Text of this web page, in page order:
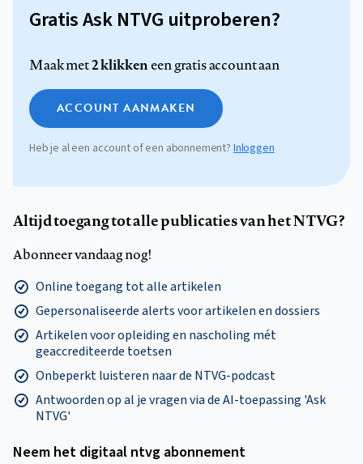
Gratis Ask NTVG uitproberen?
Maak met2 klikkeneen gratis account aan
ACCOUNT AANMAKEN
Heb je al een account of een abonnement?Inloggen
Altijd toegang tot alle publicaties van het NTVG?
Abonneer vandaag nog!
Online toegang tot alle artikelen
Gepersonaliseerde alerts voor artikelen en dossiers
Artikelen voor opleiding en nascholing mét
geaccrediteerde toetsen
Onbeperkt luisteren naar de NTVG-podcast
Antwoorden op al je vragen via de AI-toepassing 'Ask
NTVG'
Neem het digitaal ntvg abonnement